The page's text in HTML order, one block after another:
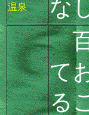
温泉 な
百
て
る